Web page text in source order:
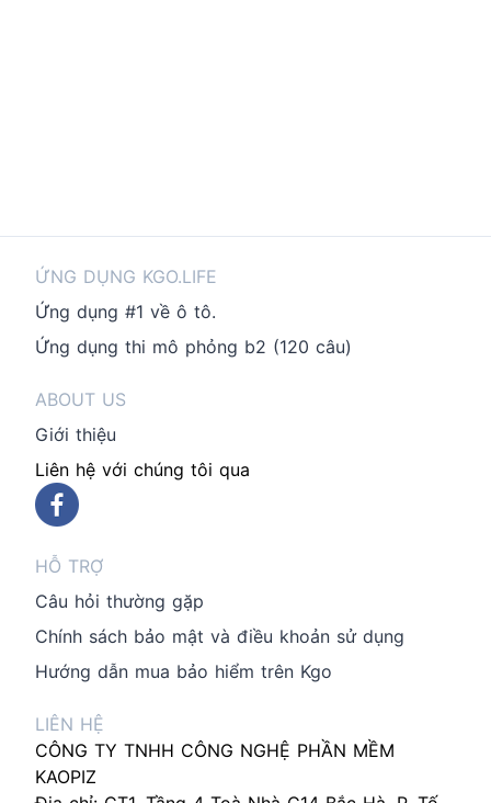
ỨNG DỤNG KGO.LIFE
Ứng dụng #1 về ô tô.
Ứng dụng thi mô phỏng b2 (120 câu)
ABOUT US
Giới thiệu
Liên hệ với chúng tôi qua
HỖ TRỢ
Câu hỏi thường gặp
Chính sách bảo mật và điều khoản sử dụng
Hướng dẫn mua bảo hiểm trên Kgo
LIÊN HỆ
CÔNG TY TNHH CÔNG NGHỆ PHẦN MỀM
KAOPIZ